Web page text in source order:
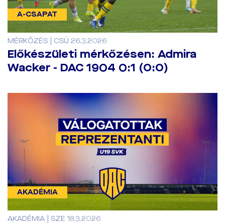
A-CSAPAT
MÉRKŐZÉS | CSÜ 26.3.2026
Előkészületi mérkőzésen: Admira
Wacker - DAC 1904 0:1 (0:0)
AKADÉMIA
AKADÉMIA | SZE 18.3.2026